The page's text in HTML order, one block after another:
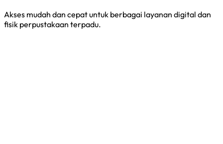
Akses mudah dan cepat untuk berbagai layanan digital dan
fisik perpustakaan terpadu.